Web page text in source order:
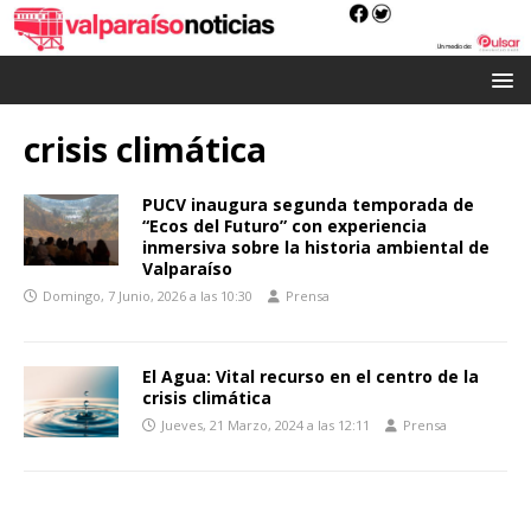
crisis climática
PUCV inaugura segunda temporada de
“Ecos del Futuro” con experiencia
inmersiva sobre la historia ambiental de
Valparaíso
Domingo, 7 Junio, 2026 a las 10:30 Prensa
El Agua: Vital recurso en el centro de la
crisis climática
Jueves, 21 Marzo, 2024 a las 12:11 Prensa